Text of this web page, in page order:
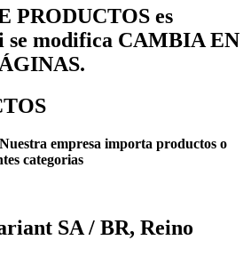
PRODUCTOS es
se modifica CAMBIA EN
empresa importa productos o
categorias
SA / BR, Reino